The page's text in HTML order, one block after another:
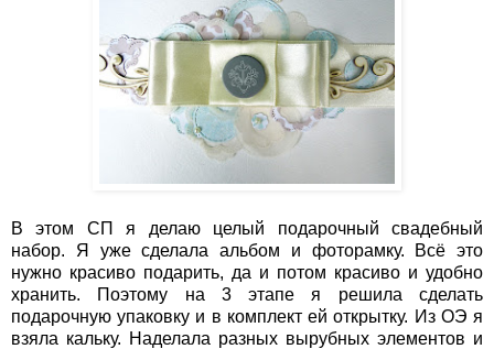
В этом СП я делаю целый подарочный свадебный
набор. Я уже сделала альбом и фоторамку. Всё это
нужно красиво подарить, да и потом красиво и удобно
хранить. Поэтому на 3 этапе я решила сделать
подарочную упаковку и в комплект ей открытку. Из ОЭ я
взяла кальку. Наделала разных вырубных элементов и